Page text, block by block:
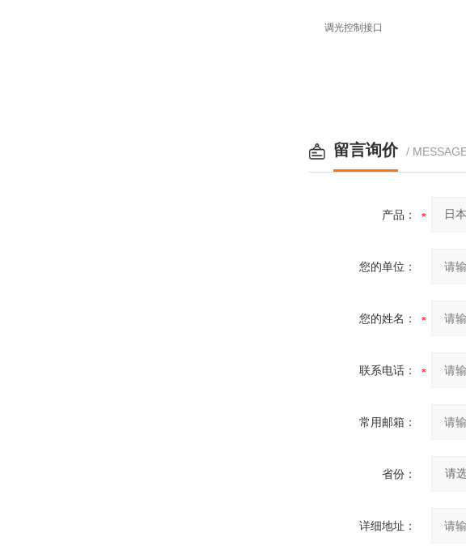
调光控制接口
留言询价 /
产品：
您的单位：
您的姓名：
联系电话：
常用邮箱：
省份：
详细地址：